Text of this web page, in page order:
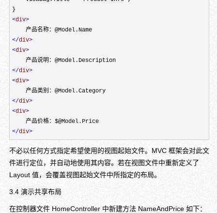
<div>
</div>
<div>
</div>
<div>
</div>
<div>
</div>
不必以任何方式指定希望使用的视图起始文件。MVC 框架会对此文
件进行定位，并自动地使用其内容。若在视图文件中重新定义了
Layout 值，会覆盖视图起始文件中所指定的布局。
3.4 演示共享布局
在控制器文件 HomeController 中新建方法 NameAndPrice 如下：